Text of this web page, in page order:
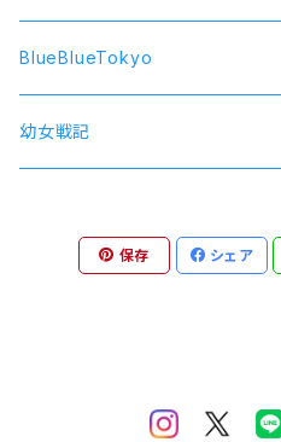
Growth
QUELL
BlueBlueTokyo
幼女戦記
保存 シェア